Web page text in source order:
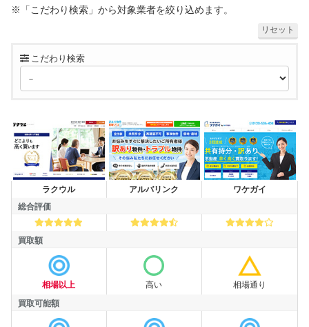
※「こだわり検索」から対象業者を絞り込めます。
リセット
こだわり検索
買取業者
総合評価
総合評価
買取額
買取可能額
ラクウル
相場以上
アルバリンク
高い
ワケガイ
相場通り